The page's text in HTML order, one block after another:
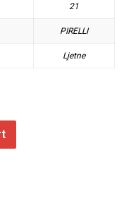
21
PIRELLI
Ljetne